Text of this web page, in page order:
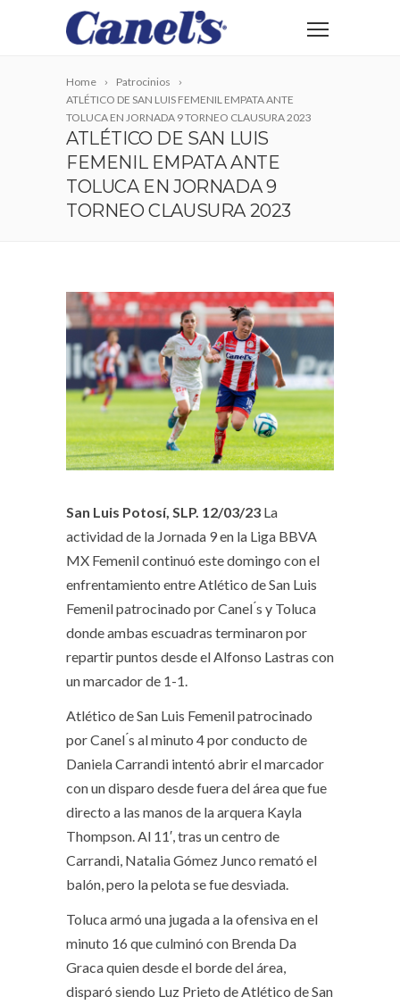
Home
Patrocinios
ATLÉTICO DE SAN LUIS FEMENIL EMPATA ANTE
TOLUCA EN JORNADA 9 TORNEO CLAUSURA 2023
ATLÉTICO DE SAN LUIS
FEMENIL EMPATA ANTE
TOLUCA EN JORNADA 9
TORNEO CLAUSURA 2023
San Luis Potosí, SLP. 12/03/23 La
actividad de la Jornada 9 en la Liga BBVA
MX Femenil continuó este domingo con el
enfrentamiento entre Atlético de San Luis
Femenil patrocinado por Canel ́s y Toluca
donde ambas escuadras terminaron por
repartir puntos desde el Alfonso Lastras con
un marcador de 1-1.
Atlético de San Luis Femenil patrocinado
por Canel ́s al minuto 4 por conducto de
Daniela Carrandi intentó abrir el marcador
con un disparo desde fuera del área que fue
directo a las manos de la arquera Kayla
Thompson. Al 11′, tras un centro de
Carrandi, Natalia Gómez Junco remató el
balón, pero la pelota se fue desviada.
Toluca armó una jugada a la ofensiva en el
minuto 16 que culminó con Brenda Da
Graca quien desde el borde del área,
disparó siendo Luz Prieto de Atlético de San